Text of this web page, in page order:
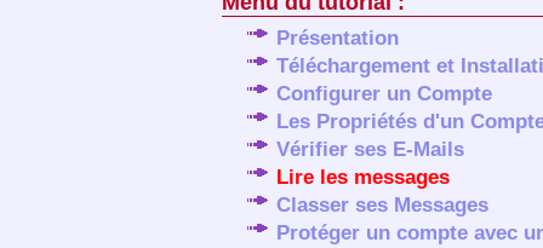
Présentation
Téléchargement et
Configurer un Compte
Les Propriétés d'un
Vérifier ses E-Mails
Lire les messages
Classer ses Messages
Protéger un compte avec